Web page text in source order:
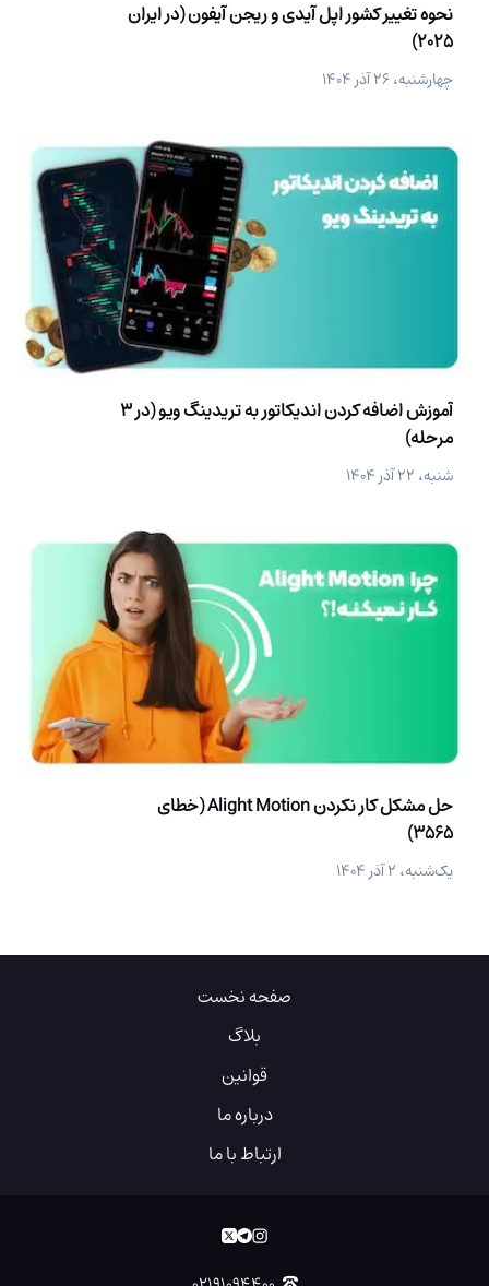
نحوه تغییر کشور اپل آیدی و ریجن آیفون (در ایران
2025)
چهارشنبه، ۲۶ آذر ۱۴۰۴
آموزش اضافه کردن اندیکاتور به تریدینگ ویو (در 3
مرحله)
شنبه، ۲۲ آذر ۱۴۰۴
حل مشکل کار نکردن Alight Motion (خطای
3565)
یک‌شنبه، ۲ آذر ۱۴۰۴
صفحه نخست
بلاگ
قوانین
درباره ما
ارتباط با ما